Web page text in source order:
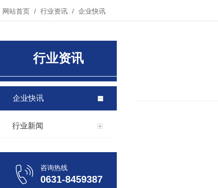
网站首页 / 行业资讯 / 企业快讯
行业资讯
企业快讯
行业新闻
咨询热线
0631-8459387